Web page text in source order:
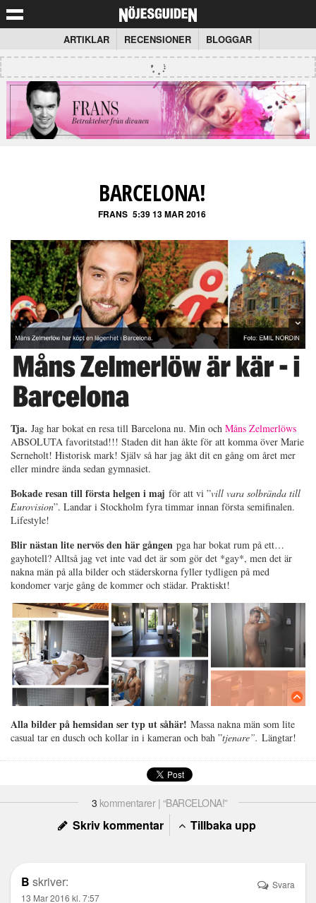
ARTIKLAR RECENSIONER BLOGGAR
BARCELONA!
FRANS 5:39 13 MAR 2016
Tja. Jag har bokat en resa till Barcelona nu. Min och Måns Zelmerlöws
ABSOLUTA favoritstad!!! Staden dit han åkte för att komma över Marie
Serneholt! Historisk mark! Själv så har jag åkt dit en gång om året mer
eller mindre ända sedan gymnasiet.
Bokade resan till första helgen i maj för att vi ”vill vara solbrända till
Eurovision”. Landar i Stockholm fyra timmar innan första semifinalen.
Lifestyle!
Blir nästan lite nervös den här gången pga har bokat rum på ett…
gayhotell? Alltså jag vet inte vad det är som gör det *gay*, men det är
nakna män på alla bilder och städerskorna fyller tydligen på med
kondomer varje gång de kommer och städar. Praktiskt!
Alla bilder på hemsidan ser typ ut såhär! Massa nakna män som lite
casual tar en dusch och kollar in i kameran och bah ”tjenare”. Längtar!
3 kommentarer | “BARCELONA!”
Skriv kommentar Tillbaka upp
B skriver:
13 Mar 2016 kl. 7:57
Svara